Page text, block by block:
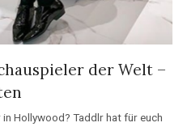
der Welt –
Hollywood? Taddlr hat für euch